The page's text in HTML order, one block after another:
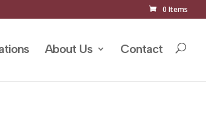
0 Items
About Us Contact